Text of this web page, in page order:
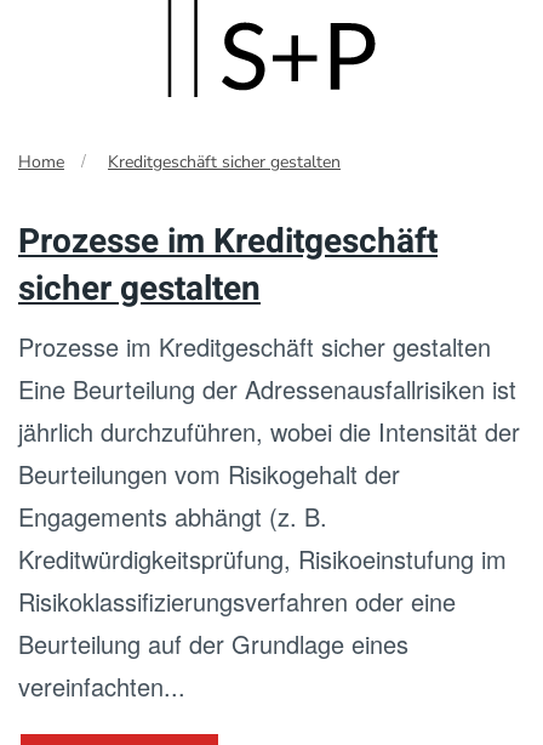
main
content
Home Kreditgeschäft sicher gestalten
Prozesse im Kreditgeschäft
sicher gestalten
Prozesse im Kreditgeschäft sicher gestalten
Eine Beurteilung der Adressenausfallrisiken ist
jährlich durchzuführen, wobei die Intensität der
Beurteilungen vom Risikogehalt der
Engagements abhängt (z. B.
Kreditwürdigkeitsprüfung, Risikoeinstufung im
Risikoklassifizierungsverfahren oder eine
Beurteilung auf der Grundlage eines
vereinfachten...